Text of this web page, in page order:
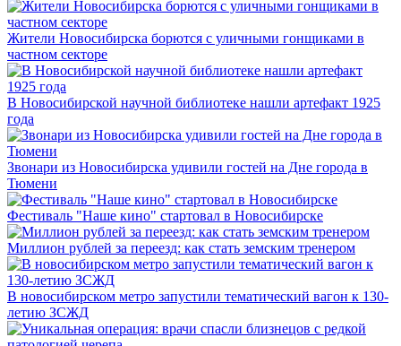
Жители Новосибирска борются с уличными гонщиками в
частном секторе
В Новосибирской научной библиотеке нашли артефакт 1925
года
Звонари из Новосибирска удивили гостей на Дне города в
Тюмени
Фестиваль "Наше кино" стартовал в Новосибирске
Миллион рублей за переезд: как стать земским тренером
В новосибирском метро запустили тематический вагон к 130-
летию ЗСЖД